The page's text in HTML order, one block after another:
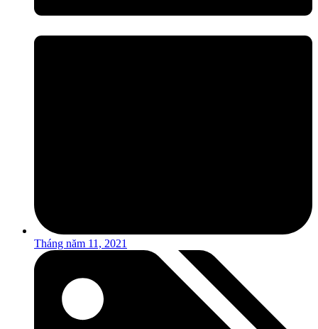
Tháng năm 11, 2021